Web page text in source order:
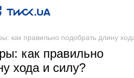
как правильно подобрать длину
как правильно
хода и силу?